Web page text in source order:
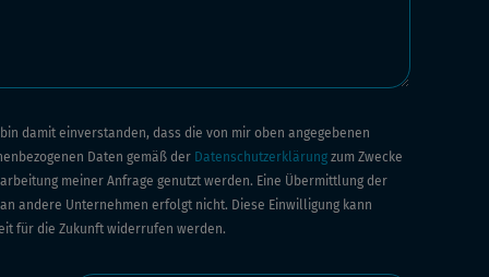
bin damit einverstanden, dass die von mir oben angegebenen
Daten gemäß der Datenschutzerklärung zum Zwecke
meiner Anfrage genutzt werden. Eine Übermittlung der
andere Unternehmen erfolgt nicht. Diese Einwilligung kann
für die Zukunft widerrufen werden.